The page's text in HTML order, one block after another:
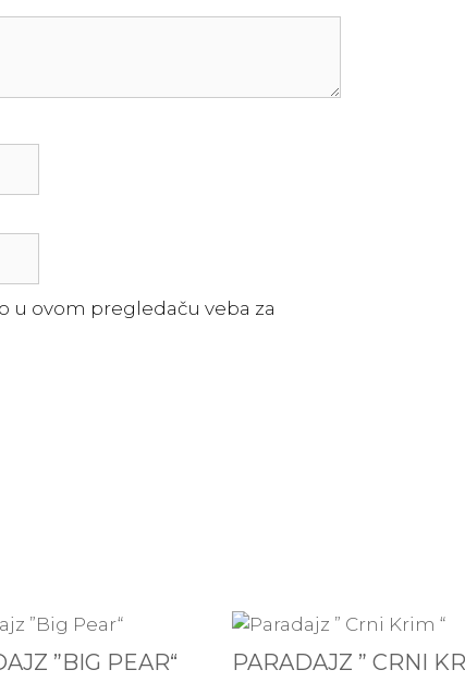
u ovom pregledaču veba za
”BIG PEAR“ PARADAJZ ” CRNI